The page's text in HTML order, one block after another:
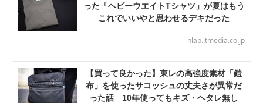
った「ヘビーウエイトTシャツ」が夏はもう
これでいいやと思わせるデキだった
nlab.itmedia.co.jp
【買って良かった】東レの高強度素材「鎧
布」を使ったサコッシュの丈夫さが異常だ
った話 10年使ってもキズ・ヘタレ無し